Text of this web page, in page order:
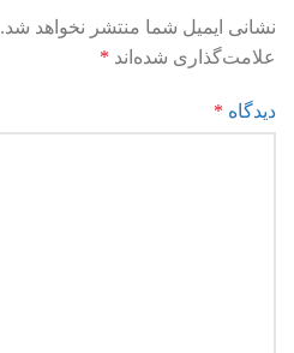
نشانی ایمیل شما منتشر نخواهد شد.
علامت‌گذاری شده‌اند *
دیدگاه *